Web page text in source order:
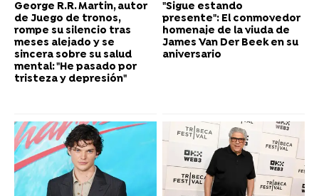
George R.R. Martin, autor
de Juego de tronos,
rompe su silencio tras
meses alejado y se
sincera sobre su salud
mental: "He pasado por
tristeza y depresión"
"Sigue estando
presente": El conmovedor
homenaje de la viuda de
James Van Der Beek en su
aniversario